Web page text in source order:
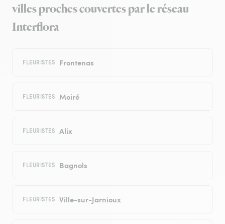
villes proches couvertes par le réseau
Interflora
FLEURISTES Frontenas
FLEURISTES Moiré
FLEURISTES Alix
FLEURISTES Bagnols
FLEURISTES Ville-sur-Jarnioux